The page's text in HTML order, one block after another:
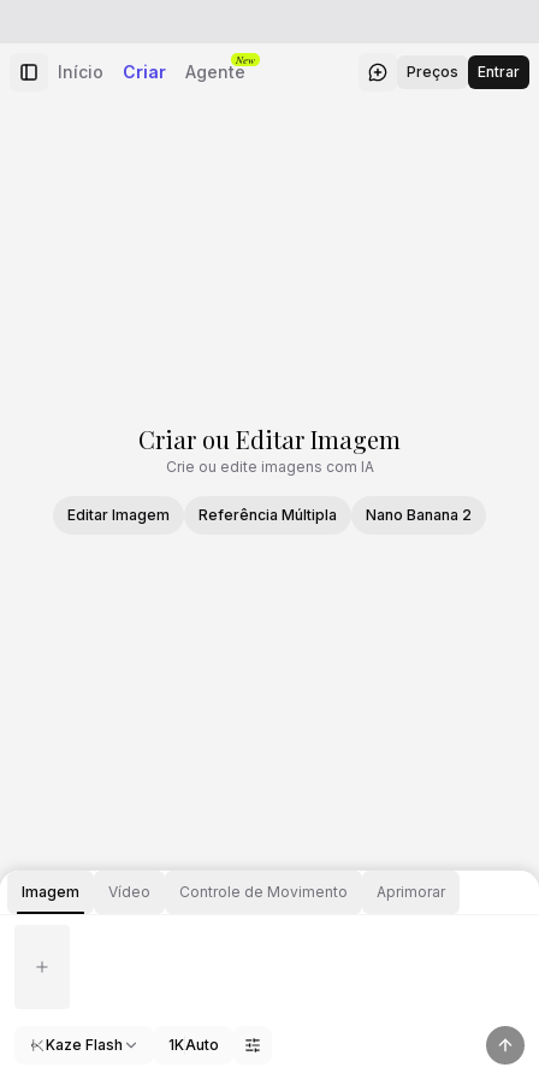
Início Criar Agente
New
Preços Entrar
Criar ou Editar Imagem
Crie ou edite imagens com IA
Editar Imagem Referência Múltipla Nano Banana 2
Imagem Vídeo Controle de Movimento Aprimorar
Kaze Flash 1KAuto